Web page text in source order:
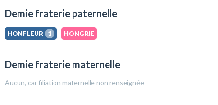
Demie fraterie paternelle
HONFLEUR 1 HONGRIE
Demie fraterie maternelle
Aucun, car filiation maternelle non renseignée